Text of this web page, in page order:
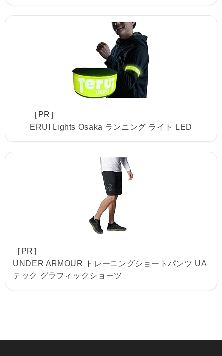
［PR］
ERUI Lights Osaka ランニング ライト LED
［PR］
UNDER ARMOUR トレーニングショートパンツ UA
テック グラフィックショーツ